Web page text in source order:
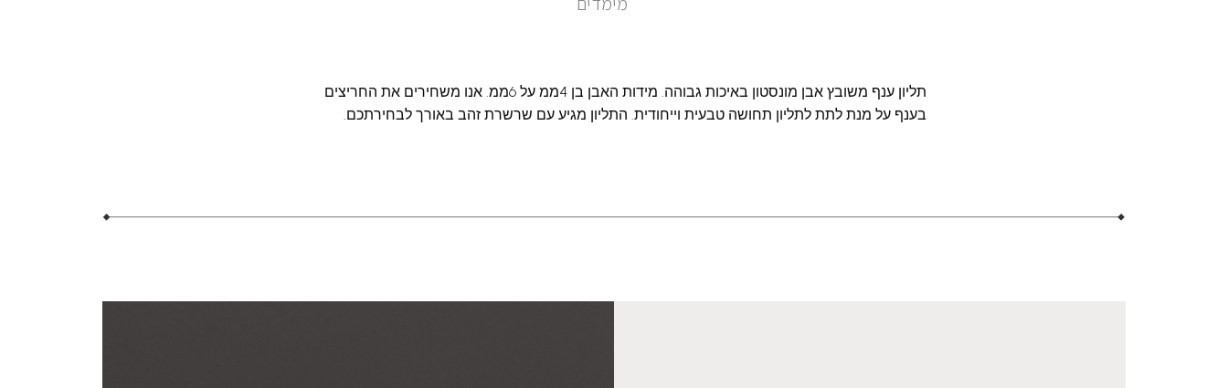
תליון ענף משובץ אבן מונסטון באיכות גבוהה. מידות האבן בן 4ממ על 6ממ. אנו משחירים את החריצים
בענף על מנת לתת לתליון תחושה טבעית וייחודית. התליון מגיע עם שרשרת זהב באורך לבחירתכם.